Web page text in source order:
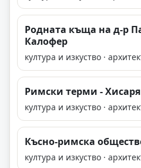
Родната къща на д-р
Калофер
култура и изкуство ·
Римски терми - Хисаря
култура и изкуство ·
Късно-римска
култура и изкуство ·